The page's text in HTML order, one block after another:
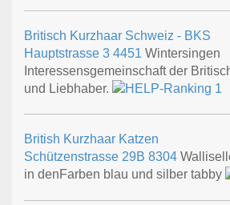
Britisch Kurzhaar Schweiz - BKS
Hauptstrasse 3 4451 Wintersingen
Interessensgemeinschaft der
und Liebhaber.
British Kurzhaar Katzen
Schützenstrasse 29B 8304
in denFarben blau und silber tabby